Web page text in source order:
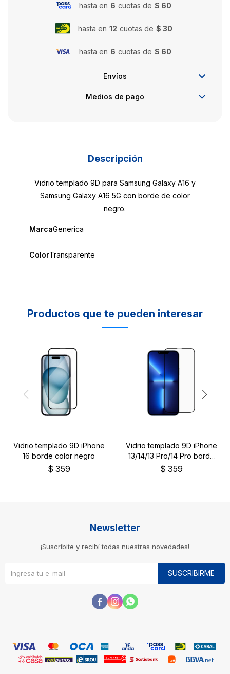
hasta en 6 cuotas de $ 60
hasta en 12 cuotas de $ 30
hasta en 6 cuotas de $ 60
Envíos
Medios de pago
Descripción
Vidrio templado 9D para Samsung Galaxy A16 y
Samsung Galaxy A16 5G con borde de color
negro.
MarcaGenerica
ColorTransparente
Productos que te pueden interesar
Vidrio templado 9D iPhone
16 borde color negro
$ 359
Vidrio templado 9D iPhone
13/14/13 Pro/14 Pro borde
color negro
$ 359
Newsletter
¡Suscribite y recibí todas nuestras novedades!
SUSCRIBIRME
  